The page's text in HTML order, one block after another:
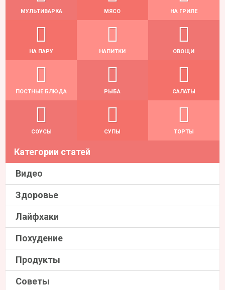
МУЛЬТИВАРКА МЯСО НА ГРИЛЕ
НА ПАРУ НАПИТКИ ОВОЩИ
ПОСТНЫЕ БЛЮДА РЫБА САЛАТЫ
СОУСЫ СУПЫ ТОРТЫ
Категории статей
Видео
Здоровье
Лайфхаки
Похудение
Продукты
Советы